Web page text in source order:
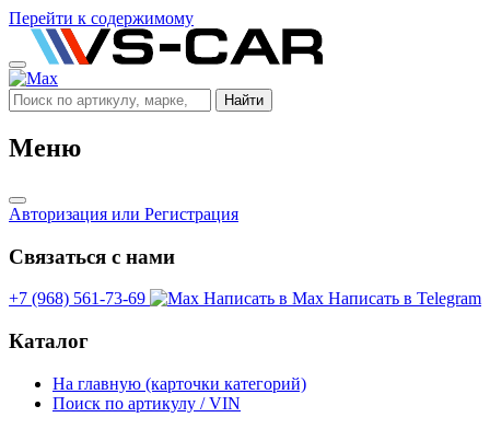
Перейти к содержимому
Найти
Меню
Авторизация или Регистрация
Связаться с нами
+7 (968) 561-73-69 Написать в Max Написать в Telegram
Каталог
На главную (карточки категорий)
Поиск по артикулу / VIN